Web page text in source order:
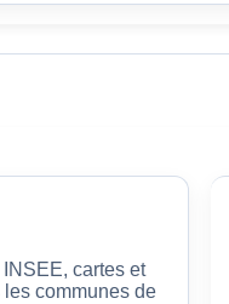
cartes et
communes de